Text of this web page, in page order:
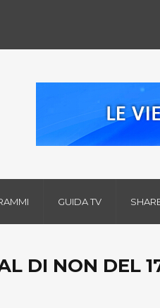
GUIDA TV
DI NON DEL